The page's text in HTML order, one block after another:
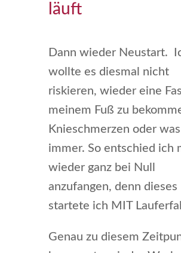
läuft
Dann wieder Neustart.
wollte es diesmal nicht
riskieren, wieder eine
meinem Fuß zu
Knieschmerzen oder
immer. So entschied ich
wieder ganz bei Null
anzufangen, denn dieses
startete ich MIT
Genau zu diesem